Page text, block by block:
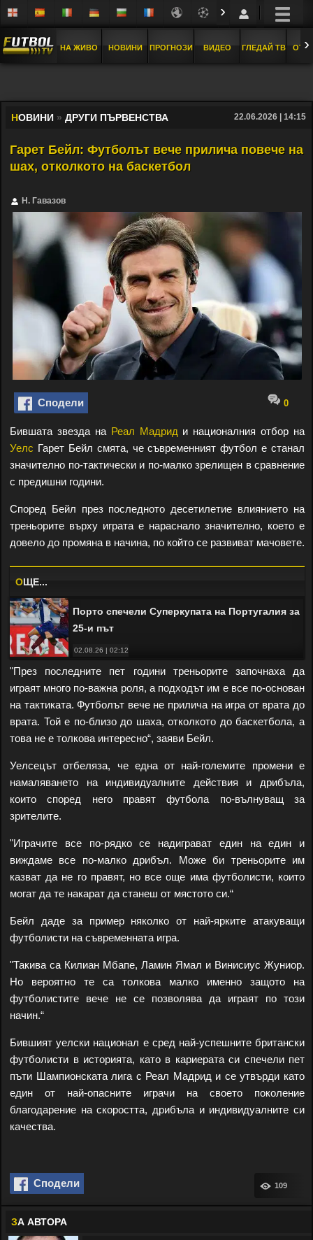
›
НА ЖИВО НОВИНИ ПРОГНОЗИ ВИДЕО ГЛЕДАЙ ТВ ›
НОВИНИ » ДРУГИ ПЪРВЕНСТВА 22.06.2026 | 14:15
Гарет Бейл: Футболът вече прилича повече на
шах, отколкото на баскетбол
Н. Гавазов
Сподели 0
Бившата звезда на Реал Мадрид и националния отбор на
Уелс Гарет Бейл смята, че съвременният футбол е станал
значително по-тактически и по-малко зрелищен в сравнение
с предишни години.
Според Бейл през последното десетилетие влиянието на
треньорите върху играта е нараснало значително, което е
довело до промяна в начина, по който се развиват мачовете.
OЩЕ...
02.08.26 | 02:12
Порто спечели Суперкупата на Португалия за
25-и път
"През последните пет години треньорите започнаха да
играят много по-важна роля, а подходът им е все по-основан
на тактиката. Футболът вече не прилича на игра от врата до
врата. Той е по-близо до шаха, отколкото до баскетбола, а
това не е толкова интересно“, заяви Бейл.
Уелсецът отбеляза, че една от най-големите промени е
намаляването на индивидуалните действия и дрибъла,
които според него правят футбола по-вълнуващ за
зрителите.
"Играчите все по-рядко се надиграват един на един и
виждаме все по-малко дрибъл. Може би треньорите им
казват да не го правят, но все още има футболисти, които
могат да те накарат да станеш от мястото си.“
Бейл даде за пример няколко от най-ярките атакуващи
футболисти на съвременната игра.
"Такива са Килиан Мбапе, Ламин Ямал и Винисиус Жуниор.
Но вероятно те са толкова малко именно защото на
футболистите вече не се позволява да играят по този
начин.“
Бившият уелски национал е сред най-успешните британски
футболисти в историята, като в кариерата си спечели пет
пъти Шампионската лига с Реал Мадрид и се утвърди като
един от най-опасните играчи на своето поколение
благодарение на скоростта, дрибъла и индивидуалните си
качества.
Сподели 109
ЗА АВТОРА